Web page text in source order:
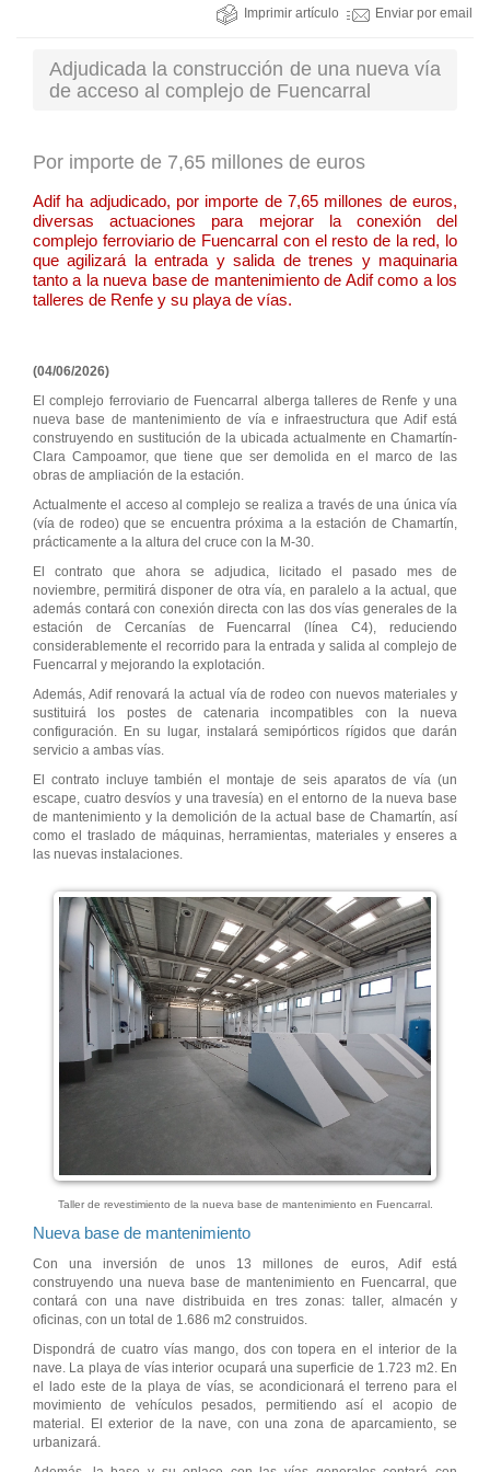
Imprimir artículo Enviar por email
Adjudicada la construcción de una nueva vía
de acceso al complejo de Fuencarral
Por importe de 7,65 millones de euros
Adif ha adjudicado, por importe de 7,65 millones de euros,
diversas actuaciones para mejorar la conexión del
complejo ferroviario de Fuencarral con el resto de la red, lo
que agilizará la entrada y salida de trenes y maquinaria
tanto a la nueva base de mantenimiento de Adif como a los
talleres de Renfe y su playa de vías.
(04/06/2026)
El complejo ferroviario de Fuencarral alberga talleres de Renfe y una
nueva base de mantenimiento de vía e infraestructura que Adif está
construyendo en sustitución de la ubicada actualmente en Chamartín-
Clara Campoamor, que tiene que ser demolida en el marco de las
obras de ampliación de la estación.
Actualmente el acceso al complejo se realiza a través de una única vía
(vía de rodeo) que se encuentra próxima a la estación de Chamartín,
prácticamente a la altura del cruce con la M-30.
El contrato que ahora se adjudica, licitado el pasado mes de
noviembre, permitirá disponer de otra vía, en paralelo a la actual, que
además contará con conexión directa con las dos vías generales de la
estación de Cercanías de Fuencarral (línea C4), reduciendo
considerablemente el recorrido para la entrada y salida al complejo de
Fuencarral y mejorando la explotación.
Además, Adif renovará la actual vía de rodeo con nuevos materiales y
sustituirá los postes de catenaria incompatibles con la nueva
configuración. En su lugar, instalará semipórticos rígidos que darán
servicio a ambas vías.
El contrato incluye también el montaje de seis aparatos de vía (un
escape, cuatro desvíos y una travesía) en el entorno de la nueva base
de mantenimiento y la demolición de la actual base de Chamartín, así
como el traslado de máquinas, herramientas, materiales y enseres a
las nuevas instalaciones.
Taller de revestimiento de la nueva base de mantenimiento en Fuencarral.
Nueva base de mantenimiento
Con una inversión de unos 13 millones de euros, Adif está
construyendo una nueva base de mantenimiento en Fuencarral, que
contará con una nave distribuida en tres zonas: taller, almacén y
oficinas, con un total de 1.686 m2 construidos.
Dispondrá de cuatro vías mango, dos con topera en el interior de la
nave. La playa de vías interior ocupará una superficie de 1.723 m2. En
el lado este de la playa de vías, se acondicionará el terreno para el
movimiento de vehículos pesados, permitiendo así el acopio de
material. El exterior de la nave, con una zona de aparcamiento, se
urbanizará.